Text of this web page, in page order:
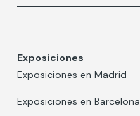
Exposiciones
Exposiciones en Madrid
Exposiciones en Barcelona